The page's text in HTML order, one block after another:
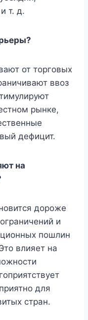
т. д.
от торговых
ввоз
рынке,
дефицит.
на
дороже
и
пошлин
влияет на
для
стран.